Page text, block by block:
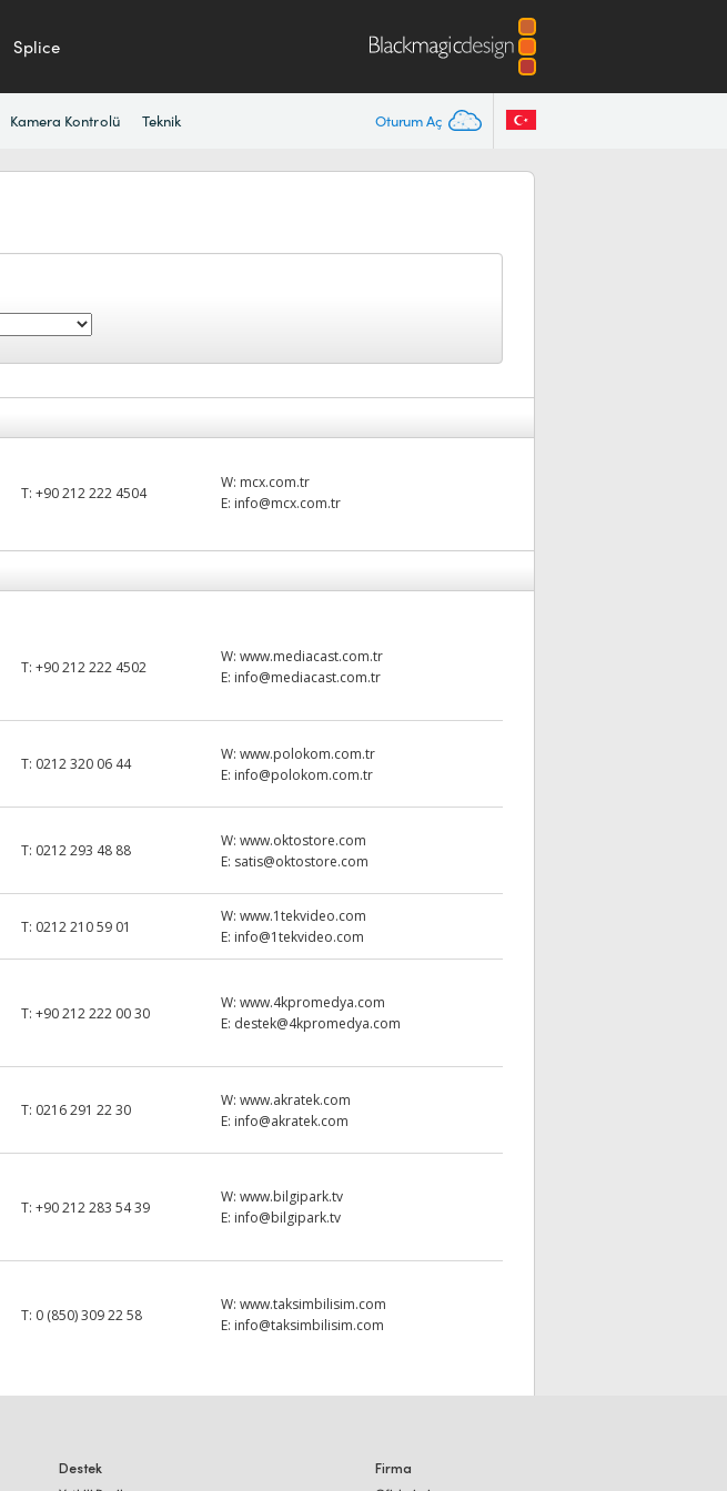
Splice
Oturum Aç
Kamera Kontrolü Teknik
T:+90 212 222 4504
W: mcx.com.tr
E: info@mcx.com.tr
T:+90 212 222 4502
W:www.mediacast.com.tr
E: info@mediacast.com.tr
T: 0212 320 06 44
W:www.polokom.com.tr
E: info@polokom.com.tr
T: 0212 293 48 88
W:www.oktostore.com
E: satis@oktostore.com
T: 0212 210 59 01
W:www.1tekvideo.com
E: info@1tekvideo.com
T:+90 212 222 00 30
W:www.4kpromedya.com
E: destek@4kpromedya.com
T: 0216 291 22 30
W:www.akratek.com
E: info@akratek.com
T:+90 212 283 54 39
W:www.bilgipark.tv
E: info@bilgipark.tv
T: 0 (850) 309 22 58
W:www.taksimbilisim.com
E: info@taksimbilisim.com
Destek Firma